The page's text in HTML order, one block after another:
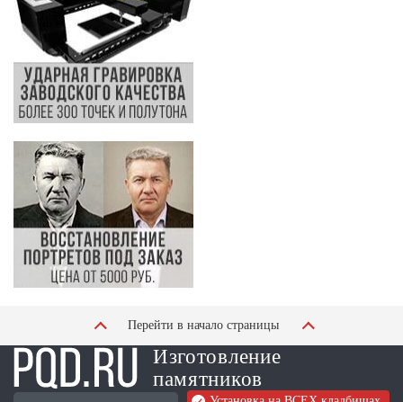
Перейти в начало страницы
Изготовление
памятников